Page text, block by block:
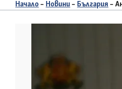
Начало – Новини – България –